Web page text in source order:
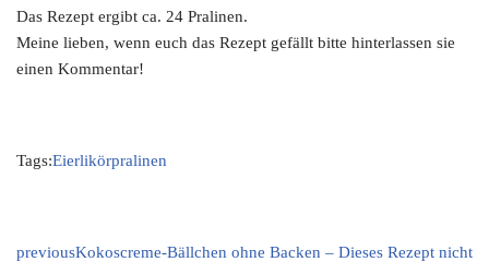
Das Rezept ergibt ca. 24 Pralinen.
Meine lieben, wenn euch das Rezept gefällt bitte hinterlassen sie
einen Kommentar!
Tags:Eierlikörpralinen
previousKokoscreme-Bällchen ohne Backen – Dieses Rezept nicht